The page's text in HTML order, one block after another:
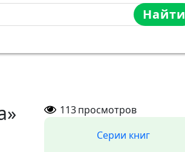
Найти
113просмотров
Серии книг